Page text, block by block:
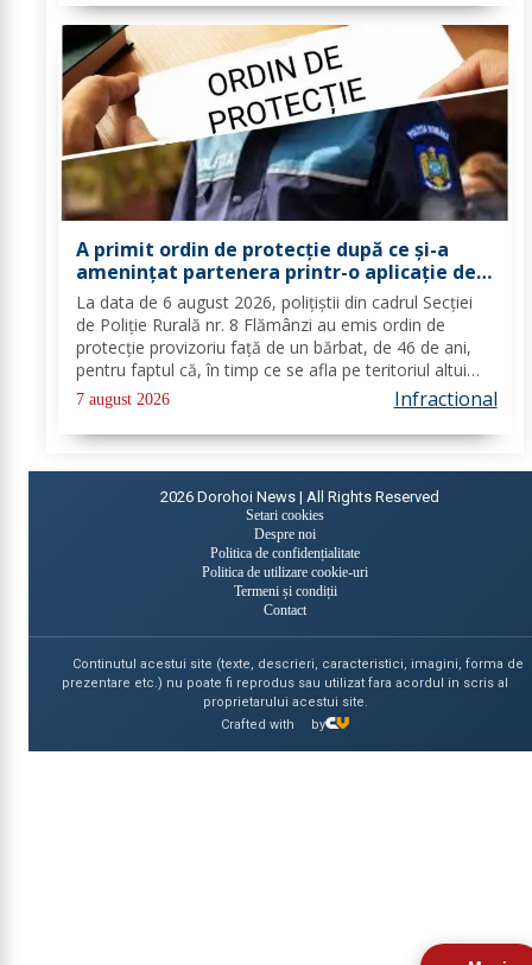
A primit ordin de protecție după ce și-a
amenințat partenera printr-o aplicație de
mesagerie
La data de 6 august 2026, polițiștii din cadrul Secției
de Poliție Rurală nr. 8 Flămânzi au emis ordin de
protecție provizoriu față de un bărbat, de 46 de ani,
pentru faptul că, în timp ce se afla pe teritoriul altui
stat, și-ar fi amenințat partenera, prin intermediul unor
mesaje transmise...
7 august 2026 Infractional
2026 Dorohoi News | All Rights Reserved
Setari cookies
Despre noi
Politica de confidențialitate
Politica de utilizare cookie-uri
Termeni și condiții
Contact
Continutul acestui site (texte, descrieri, caracteristici, imagini, forma de
prezentare etc.) nu poate fi reprodus sau utilizat fara acordul in scris al
proprietarului acestui site.
Crafted with
by